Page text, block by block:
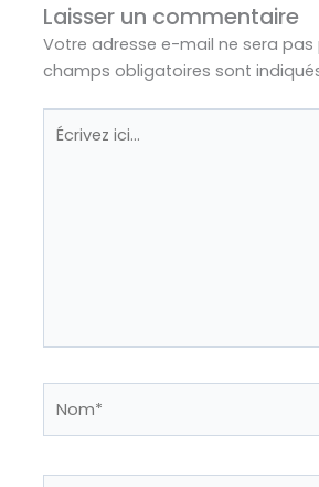
Laisser un commentaire
Votre adresse e-mail ne sera pas
champs obligatoires sont
ici…